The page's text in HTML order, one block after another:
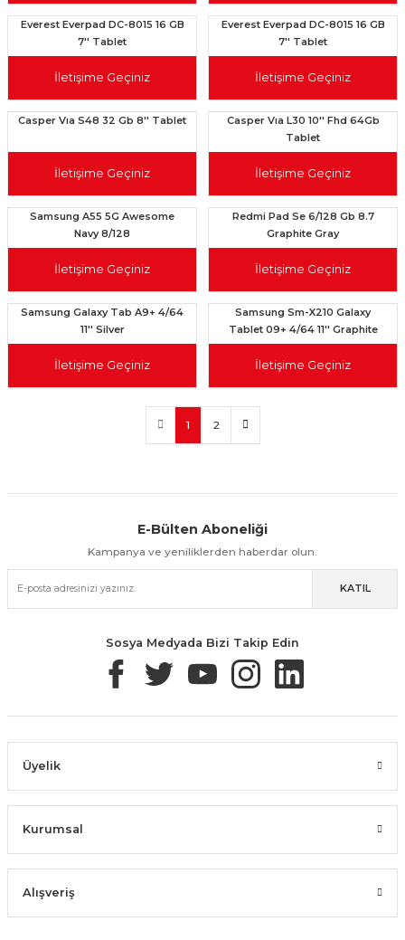
Everest Everpad DC-8015 16 GB
7'' Tablet
İletişime Geçiniz
Everest Everpad DC-8015 16 GB
7'' Tablet
İletişime Geçiniz
Casper Vıa S48 32 Gb 8'' Tablet
İletişime Geçiniz
Casper Vıa L30 10'' Fhd 64Gb
Tablet
İletişime Geçiniz
Samsung A55 5G Awesome
Navy 8/128
İletişime Geçiniz
Redmi Pad Se 6/128 Gb 8.7
Graphite Gray
İletişime Geçiniz
Samsung Galaxy Tab A9+ 4/64
11'' Silver
İletişime Geçiniz
Samsung Sm-X210 Galaxy
Tablet 09+ 4/64 11'' Graphite
İletişime Geçiniz
1 2
Kolay İade & Değişim Güvenli Alışveriş
Güvenli Paketleme Taksit / Havale İle Alışveriş Kolay İade & Değişim
E-Bülten Aboneliği
Kampanya ve yeniliklerden haberdar olun.
KATIL
Sosya Medyada Bizi Takip Edin
Üyelik
Kurumsal
Alışveriş